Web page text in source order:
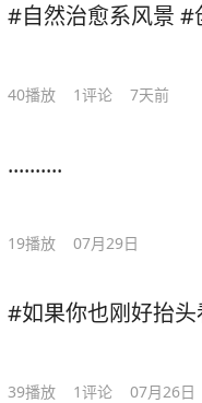
#自然治愈系风景 #
40播放 1评论 7天前
..........
19播放 07月29日
#如果你也刚好抬
39播放 1评论 07月26日